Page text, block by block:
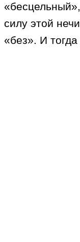
силу этой
«без». И